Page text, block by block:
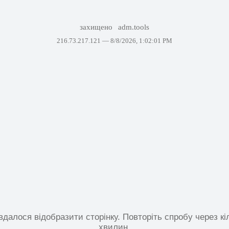
захищено adm.tools
216.73.217.121 — 8/8/2026, 1:02:01 PM
відобразити сторінку. Повторіть спробу через